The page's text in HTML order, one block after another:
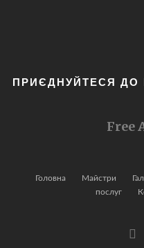
ПРИЄДНУЙТЕСЯ ДО
Free
Головна Майстри
послуг